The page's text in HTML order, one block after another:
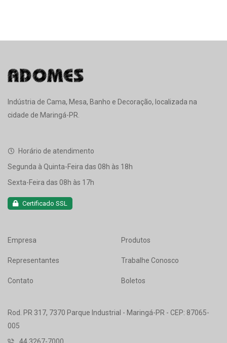
Indústria de Cama, Mesa, Banho e Decoração, localizada na
cidade de Maringá-PR.
Horário de atendimento
Segunda à Quinta-Feira das 08h às 18h
Sexta-Feira das 08h às 17h
Certificado SSL
Empresa Produtos
Representantes Trabalhe Conosco
Contato Boletos
Rod. PR 317, 7370 Parque Industrial - Maringá-PR - CEP: 87065-
005